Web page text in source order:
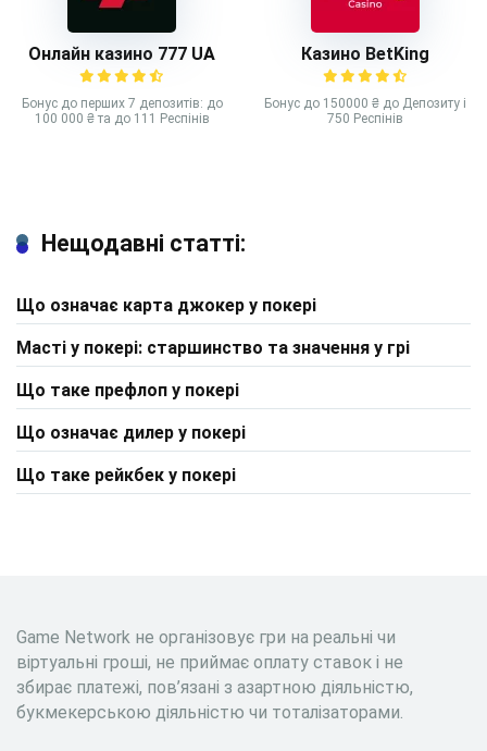
Онлайн казино 777 UA
Бонус до перших 7 депозитів: до
100 000 ₴ та до 111 Респінів
Казино BetKing
Бонус до 150000 ₴ до Депозиту і
750 Респінів
Нещодавні статті:
Що означає карта джокер у покері
Масті у покері: старшинство та значення у грі
Що таке префлоп у покері
Що означає дилер у покері
Що таке рейкбек у покері
Game Network не організовує гри на реальні чи
віртуальні гроші, не приймає оплату ставок і не
збирає платежі, пов’язані з азартною діяльністю,
букмекерською діяльністю чи тоталізаторами.